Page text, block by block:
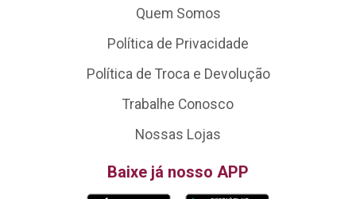
Quem Somos
Política de Privacidade
Política de Troca e Devolução
Trabalhe Conosco
Nossas Lojas
Baixe já nosso APP